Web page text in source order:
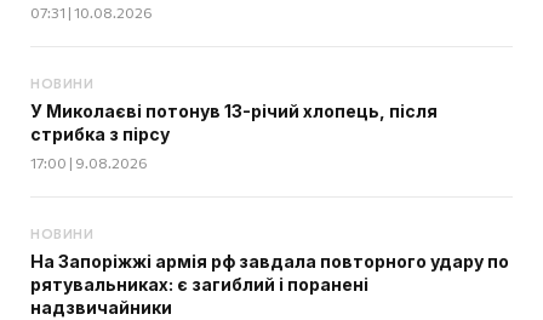
07:31 | 10.08.2026
НОВИНИ
У Миколаєві потонув 13-річий хлопець, після
стрибка з пірсу
17:00 | 9.08.2026
НОВИНИ
На Запоріжжі армія рф завдала повторного удару по
рятувальниках: є загиблий і поранені
надзвичайники